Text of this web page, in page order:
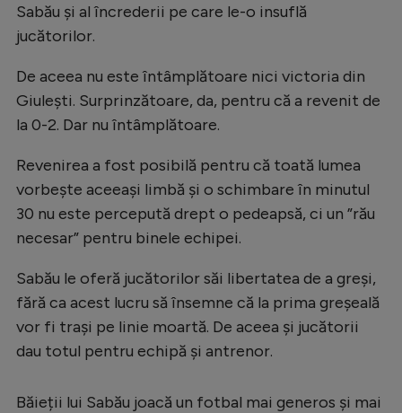
Sabău și al încrederii pe care le-o insuflă
jucătorilor.
De aceea nu este întâmplătoare nici victoria din
Giulești. Surprinzătoare, da, pentru că a revenit de
la 0-2. Dar nu întâmplătoare.
Revenirea a fost posibilă pentru că toată lumea
vorbește aceeași limbă și o schimbare în minutul
30 nu este percepută drept o pedeapsă, ci un ”rău
necesar” pentru binele echipei.
Sabău le oferă jucătorilor săi libertatea de a greși,
fără ca acest lucru să însemne că la prima greșeală
vor fi trași pe linie moartă. De aceea și jucătorii
dau totul pentru echipă și antrenor.
Băieții lui Sabău joacă un fotbal mai generos și mai